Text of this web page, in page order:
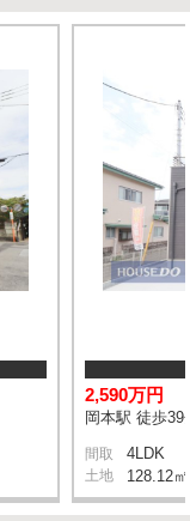
2,590万円
岡本駅 徒歩39
間取 4LDK
土地 128.12㎡